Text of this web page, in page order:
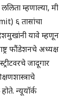
म्हणाल्या, मी
६ तासांचा
यावे म्हणून
फौंडेशनचे अध्यक्ष
जादूगार
न्यूयॉर्क